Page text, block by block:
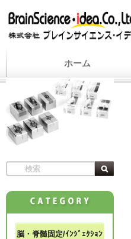
ホーム
脳・脊髄固定/ｲﾝｼﾞｪｸｼｮﾝ